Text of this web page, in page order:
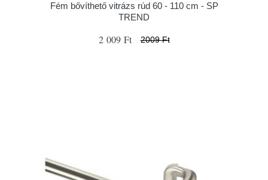
Fém bővíthető vitrázs rúd 60 - 110 cm - SP
TREND
2 009 Ft 2009 Ft